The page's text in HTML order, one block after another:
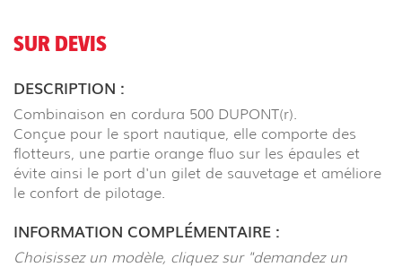
SUR DEVIS
DESCRIPTION :
Combinaison en cordura 500 DUPONT(r).
Conçue pour le sport nautique, elle comporte des
flotteurs, une partie orange fluo sur les épaules et
évite ainsi le port d'un gilet de sauvetage et améliore
le confort de pilotage.
INFORMATION COMPLÉMENTAIRE :
Choisissez un modèle, cliquez sur "demandez un